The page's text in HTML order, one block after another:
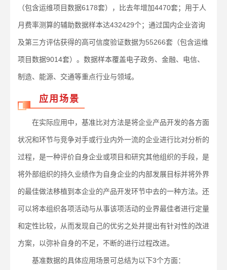
（包含运维项目数据6178套），比去年增加4470套；用于人
月费率测算的辅助数据样本达432429个；通过国内企业咨询
及第三方评估获得的高可信度验证数据为55266套（包含运维
项目数据9014套）。数据样本覆盖电子政务、金融、电信、
制造、能源、交通等重点行业与领域。
应用场景
在实际应用中，基准比对方法是将企业产品开发的各方面
状况和环节与竞争对手或行业内外一流的企业进行比对分析的
过程，是一种评价自身企业或项目和研究其他组织的手段，是
将外部组织的持久业绩作为自身企业的内部发展目标并将外界
的最佳做法移植到本企业的产品开发环节中去的一种方法。还
可以将本组织各项活动与从事该项活动的业界最佳者进行定量
和定性比较，从而发现自己的优劣之处并提出有针对性的改进
方案，以弥补自身的不足，不断的进行过程改进。
基准数据的具体应用场景可总结为以下3个方面：